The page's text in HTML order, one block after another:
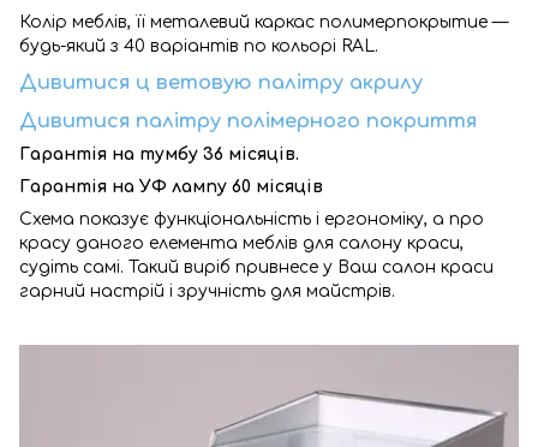
Колір меблів, її металевий каркас полимерпокрытие —
будь-який з 40 варіантів по кольорі RAL.
Дивитися ц ветовую палітру акрилу
Дивитися палітру полімерного покриття
Гарантія на тумбу 36 місяців.
Гарантія на УФ лампу 60 місяців
Схема показує функціональність і ергономіку, а про
красу даного елемента меблів для салону краси,
судіть самі. Такий виріб привнесе у Ваш салон краси
гарний настрій і зручність для майстрів.